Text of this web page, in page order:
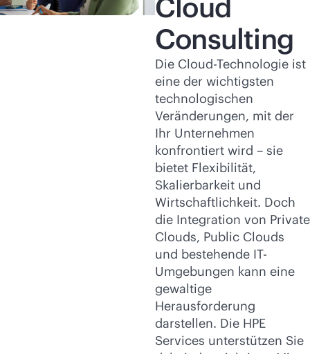
Cloud
Consulting
Die Cloud-Technologie ist
eine der wichtigsten
technologischen
Veränderungen, mit der
Ihr Unternehmen
konfrontiert wird – sie
bietet Flexibilität,
Skalierbarkeit und
Wirtschaftlichkeit. Doch
die Integration von Private
Clouds, Public Clouds
und bestehende IT-
Umgebungen kann eine
gewaltige
Herausforderung
darstellen. Die HPE
Services unterstützen Sie